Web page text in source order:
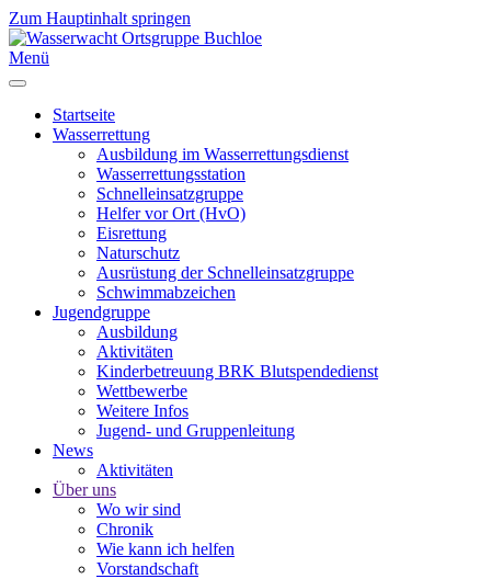
Zum Hauptinhalt springen
Menü
Startseite
Wasserrettung
Ausbildung im Wasserrettungsdienst
Wasserrettungsstation
Schnelleinsatzgruppe
Helfer vor Ort (HvO)
Eisrettung
Naturschutz
Ausrüstung der Schnelleinsatzgruppe
Schwimmabzeichen
Jugendgruppe
Ausbildung
Aktivitäten
Kinderbetreuung BRK Blutspendedienst
Wettbewerbe
Weitere Infos
Jugend- und Gruppenleitung
News
Aktivitäten
Über uns
Wo wir sind
Chronik
Wie kann ich helfen
Vorstandschaft